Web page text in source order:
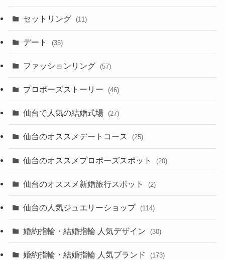
セットリング (11)
デート (35)
ファッションリング (57)
プロポーズストーリー (46)
仙台で人気の結婚式場 (27)
仙台のオススメデートコース (25)
仙台のオススメプロポーズスポット (20)
仙台のオススメ新婚旅行スポット (2)
仙台の人気ジュエリーショップ (114)
婚約指輪・結婚指輪 人気デザイン (30)
婚約指輪・結婚指輪 人気ブランド (173)